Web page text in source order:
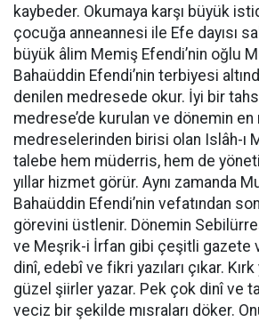
kaybeder. Okumaya karşı büyük
çocuğa anneannesi ile Efe dayısı
büyük âlim Memiş Efendi’nin oğlu
Bahaüddin Efendi’nin terbiyesi
denilen medresede okur. İyi bir
medrese’de kurulan ve dönemin en
medreselerinden birisi olan Islâh-ı
talebe hem müderris, hem de
yıllar hizmet görür. Aynı zamanda
Bahaüddin Efendi’nin vefatından
görevini üstlenir. Dönemin
ve Meşrik-i İrfan gibi çeşitli gazete
dinî, edebî ve fikri yazıları çıkar.
güzel şiirler yazar. Pek çok dinî ve
veciz bir şekilde mısraları döker.